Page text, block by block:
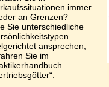
immer
an Grenzen?
Sie unterschiedliche
ansprechen,
Sie im